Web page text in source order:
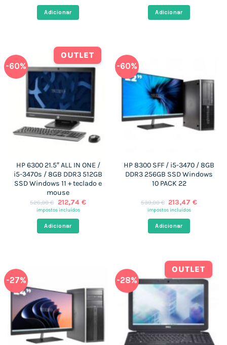
era:
399,00 €.
Adicionar
399,00 €.
Adicionar
-60%
OUTLET
HP 6300 21.5″ ALL IN ONE /
i5-3470s / 8GB DDR3 512GB
SSD Windows 11 + teclado e
mouse
526,00€
O
preço
era:
526,00 €.
212,74 €O
impostos incluídos
Adicionar
-60%
HP 8300 SFF / i5-3470 / 8GB
DDR3 256GB SSD Windows
10 PACK 22
539,00€ O
preço
era:
539,00 €.
213,47€O
impostos incluídos
Adicionar
-27% -28%
OUTLET